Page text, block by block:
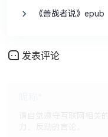
《善战者说》epub
发表评论